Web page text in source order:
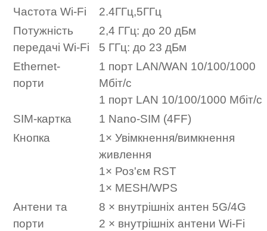
Частота Wi-Fi
2.4ГГц,5ГГц
Потужність
передачі Wi-Fi
2,4 ГГц: до 20 дБм
5 ГГц: до 23 дБм
Ethernet-
порти
1 порт LAN/WAN 10/100/1000
Мбіт/с
1 порт LAN 10/100/1000 Мбіт/с
SIM-картка
1 Nano-SIM (4FF)
Кнопка
1× Увімкнення/вимкнення
живлення
1× Роз'єм RST
1× MESH/WPS
Антени та
порти
8 × внутрішніх антен 5G/4G
2 × внутрішніх антени Wi-Fi